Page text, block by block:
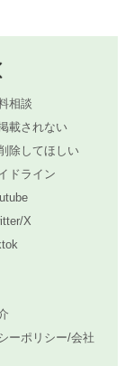
相談
載されない
除してほしい
ドライン
X
ーポリシー/会社